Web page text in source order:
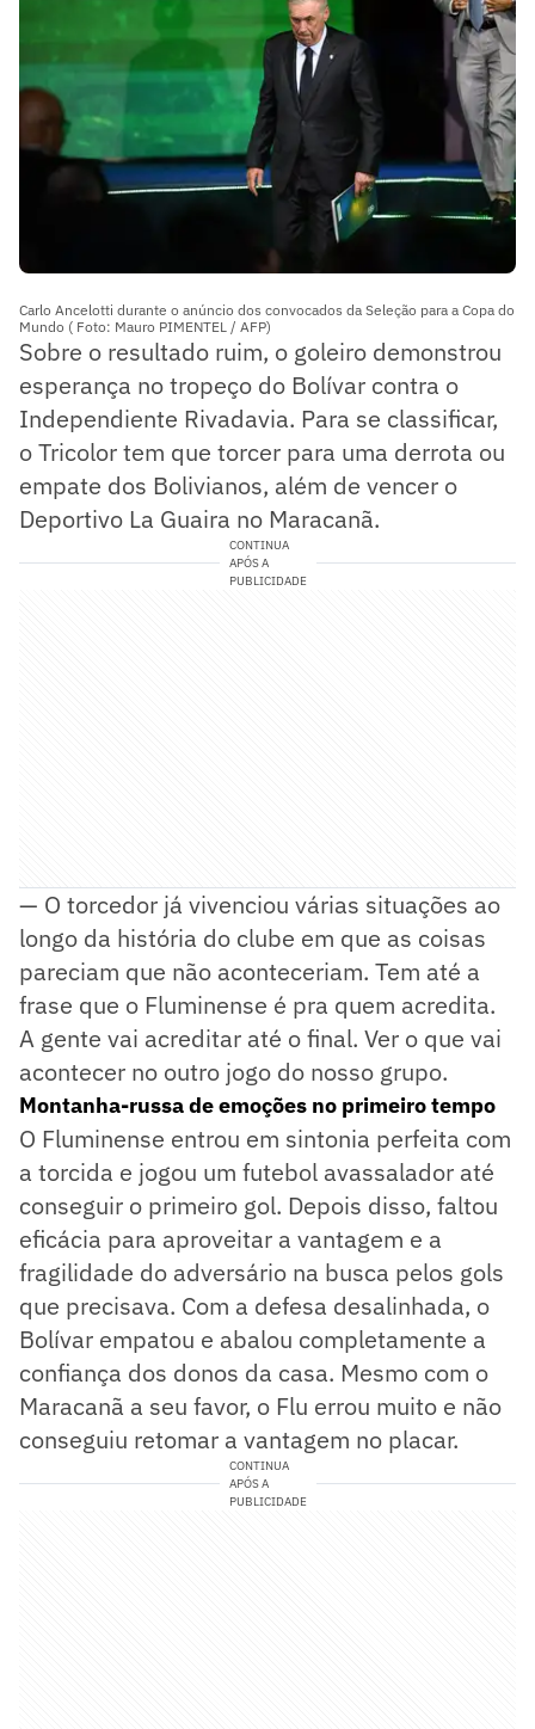
Carlo Ancelotti durante o anúncio dos convocados da Seleção para a Copa do
Mundo ( Foto: Mauro PIMENTEL / AFP)
Sobre o resultado ruim, o goleiro demonstrou
esperança no tropeço do Bolívar contra o
Independiente Rivadavia. Para se classificar,
o Tricolor tem que torcer para uma derrota ou
empate dos Bolivianos, além de vencer o
Deportivo La Guaira no Maracanã.
CONTINUA
APÓS A
PUBLICIDADE
— O torcedor já vivenciou várias situações ao
longo da história do clube em que as coisas
pareciam que não aconteceriam. Tem até a
frase que o Fluminense é pra quem acredita.
A gente vai acreditar até o final. Ver o que vai
acontecer no outro jogo do nosso grupo.
Montanha-russa de emoções no primeiro tempo
O Fluminense entrou em sintonia perfeita com
a torcida e jogou um futebol avassalador até
conseguir o primeiro gol. Depois disso, faltou
eficácia para aproveitar a vantagem e a
fragilidade do adversário na busca pelos gols
que precisava. Com a defesa desalinhada, o
Bolívar empatou e abalou completamente a
confiança dos donos da casa. Mesmo com o
Maracanã a seu favor, o Flu errou muito e não
conseguiu retomar a vantagem no placar.
CONTINUA
APÓS A
PUBLICIDADE